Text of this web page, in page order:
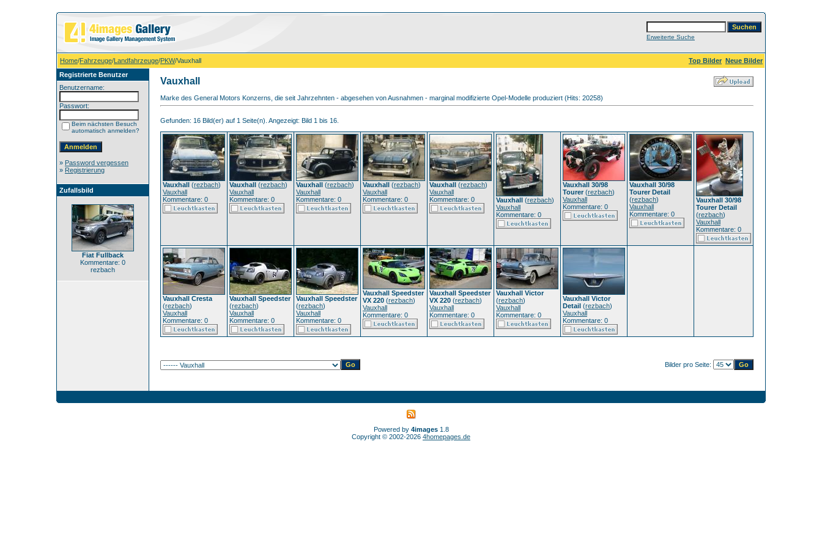
Erweiterte Suche
Home/Fahrzeuge/Landfahrzeuge/PKW/Vauxhall Top Bilder Neue Bilder
Registrierte Benutzer
Benutzername:
Passwort:
Beim nächsten Besuch
automatisch anmelden?
» Password vergessen
» Registrierung
Zufallsbild
Fiat Fullback
Kommentare: 0
rezbach
Vauxhall
Marke des General Motors Konzerns, die seit Jahrzehnten - abgesehen von Ausnahmen - marginal modifizierte Opel-Modelle produziert (Hits: 20258)
Gefunden: 16 Bild(er) auf 1 Seite(n). Angezeigt: Bild 1 bis 16.
Vauxhall (rezbach)
Vauxhall
Kommentare: 0
Vauxhall (rezbach)
Vauxhall
Kommentare: 0
Vauxhall (rezbach)
Vauxhall
Kommentare: 0
Vauxhall (rezbach)
Vauxhall
Kommentare: 0
Vauxhall (rezbach)
Vauxhall
Kommentare: 0
Vauxhall (rezbach)
Vauxhall
Kommentare: 0
Vauxhall 30/98
Tourer(rezbach)
Vauxhall
Kommentare: 0
Vauxhall 30/98
Tourer Detail
(rezbach)
Vauxhall
Kommentare: 0
Vauxhall 30/98
Tourer Detail
(rezbach)
Vauxhall
Kommentare: 0
Vauxhall Cresta
(rezbach)
Vauxhall
Kommentare: 0
Vauxhall Speedster
(rezbach)
Vauxhall
Kommentare: 0
Vauxhall Speedster
(rezbach)
Vauxhall
Kommentare: 0
Vauxhall Speedster
VX 220 (rezbach)
Vauxhall
Kommentare: 0
Vauxhall Speedster
VX 220 (rezbach)
Vauxhall
Kommentare: 0
Vauxhall Victor
(rezbach)
Vauxhall
Kommentare: 0
Vauxhall Victor
Detail (rezbach)
Vauxhall
Kommentare: 0
Bilder pro Seite:
Powered by 4images1.8
Copyright © 2002-2026 4homepages.de